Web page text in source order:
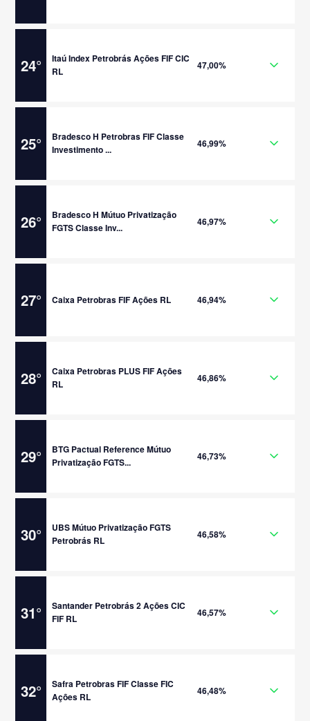
24°
Itaú Index Petrobrás Ações FIF CIC
RL
47,00%
25°
Bradesco H Petrobras FIF Classe
Investimento ...
46,99%
26°
Bradesco H Mútuo Privatização
FGTS Classe Inv...
46,97%
27° Caixa Petrobras FIF Ações RL 46,94%
28°
Caixa Petrobras PLUS FIF Ações
RL
46,86%
29°
BTG Pactual Reference Mútuo
Privatização FGTS...
46,73%
30°
UBS Mútuo Privatização FGTS
Petrobrás RL
46,58%
31°
Santander Petrobrás 2 Ações CIC
FIF RL
46,57%
32°
Safra Petrobras FIF Classe FIC
Ações RL
46,48%